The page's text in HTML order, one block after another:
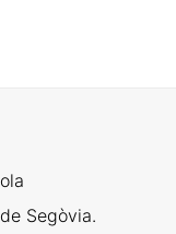
Segòvia.